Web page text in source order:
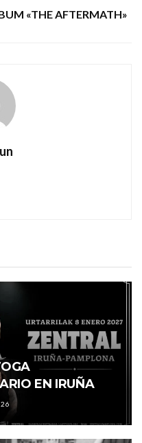
«THE AFTERMATH»
EN IRUÑA